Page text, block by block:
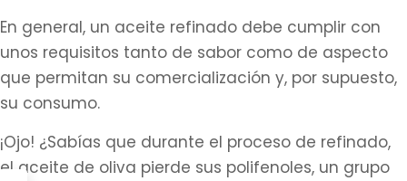
En general, un aceite refinado debe cumplir con
unos requisitos tanto de sabor como de aspecto
que permitan su comercialización y, por supuesto,
su consumo.
¡Ojo! ¿Sabías que durante el proceso de refinado,
el aceite de oliva pierde sus polifenoles, un grupo